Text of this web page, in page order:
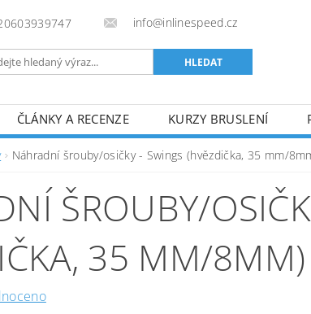
info@inlinespeed.cz
ČLÁNKY A RECENZE KURZY BRUSLENÍ
A VRÁCENÍ ZBOŽÍ
Náhradní šrouby/osičky - Swings (hvězdička, 35 mm/
ŠROUBY/
35 MM/8MM)